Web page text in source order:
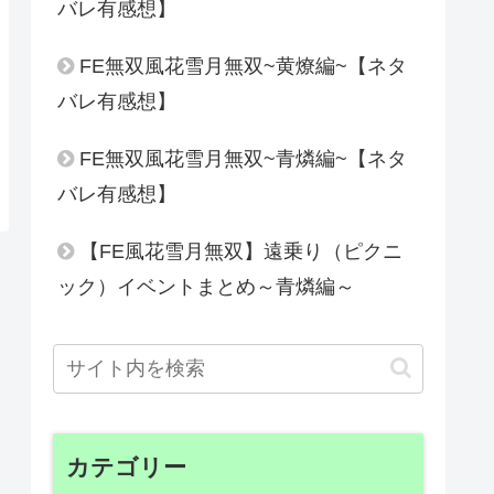
バレ有感想】
FE無双風花雪月無双~黄燎編~【ネタ
バレ有感想】
FE無双風花雪月無双~青燐編~【ネタ
バレ有感想】
【FE風花雪月無双】遠乗り（ピクニ
ック）イベントまとめ～青燐編～
カテゴリー